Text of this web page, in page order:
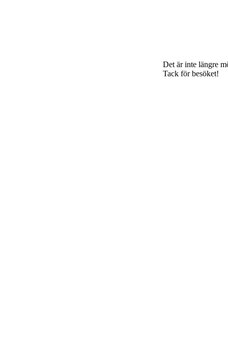
Det är inte längre
Tack för besöket!